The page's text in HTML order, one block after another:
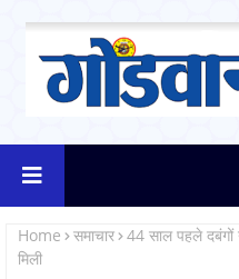
Home समाचार 44 साल पहले दबंगों
मिली